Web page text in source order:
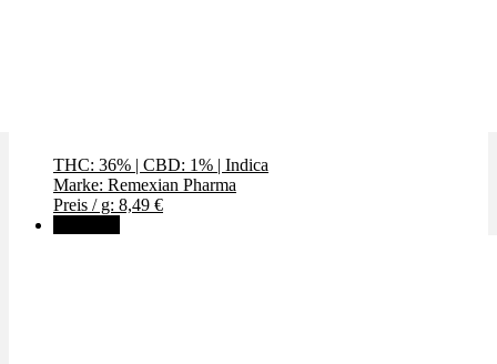
THC: 36% | CBD: 1% | Indica
Marke: Remexian Pharma
Preis / g: 8,49 €